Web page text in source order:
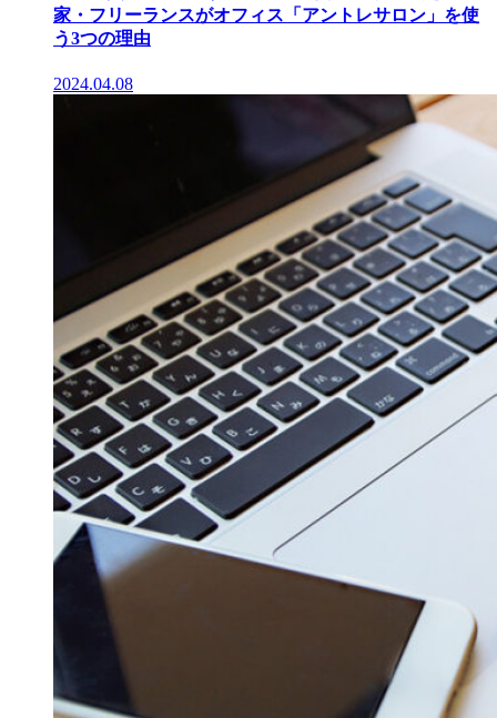
家・フリーランスがオフィス「アントレサロン」を使
う3つの理由
2024.04.08